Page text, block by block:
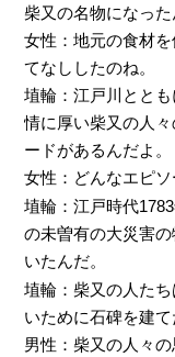
柴又の名物になった
女性：地元の食材
てなししたのね。
埴輪：江戸川とと
情に厚い柴又の人
ードがあるんだよ。
女性：どんなエピソ
埴輪：江戸時代1783
の未曽有の大災害
いたんだ。
埴輪：柴又の人た
いために石碑を建て
男性：柴又の人々